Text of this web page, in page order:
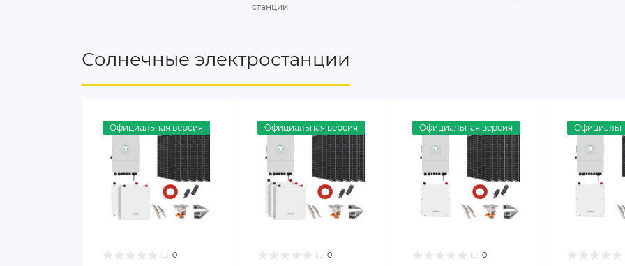
станции
Солнечные электростанции
Официальная версия
0
Официальная версия
0
Официальная версия
0